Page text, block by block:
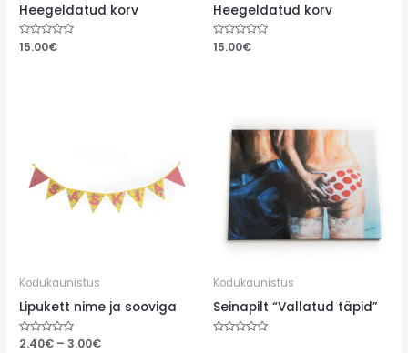
Heegeldatud korv
Hinnanguga
0
15.00€
Heegeldatud korv
Hinnanguga
0
15.00€
Kodukaunistus
Lipukett nime ja sooviga
Hinnanguga
2.40€ – 3.00€
Kodukaunistus
Seinapilt “Vallatud täpid”